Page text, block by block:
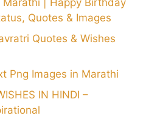
| Happy Birthday
Quotes & Images
Quotes & Wishes
Png Images in Marathi
IN HINDI –